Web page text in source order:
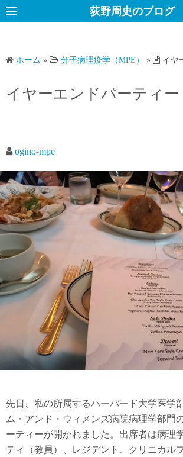
コ
ン
プ
荻野周史のブログ
ホーム » 分子病理疫学（MPE） » イヤ
イヤーエンドパーティー
ogino-mpe
先日、私の所属するハーバード大学医学
ム・アンド・ウィメンズ病院病理学部門
ーティーが開かれました。出席者は病理
ティ（教員）、レジデント、クリニカル